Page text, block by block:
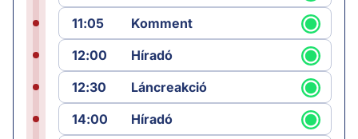
11:05
Komment
12:00
Híradó
12:30
Láncreakció
14:00
Híradó